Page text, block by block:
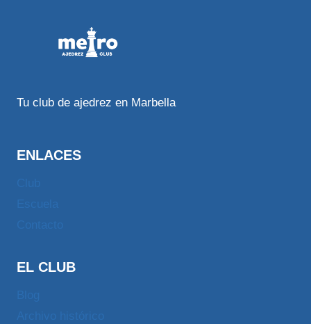
Tu club de ajedrez en Marbella
ENLACES
EL CLUB